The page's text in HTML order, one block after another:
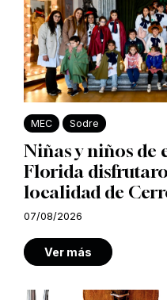
MEC Sodre
Niñas y niños de
Florida
localidad de
07/08/2026
Ver más